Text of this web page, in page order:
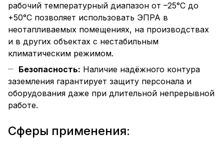
рабочий температурный диапазон от –25°C до
+50°C позволяет использовать ЭПРА в
неотапливаемых помещениях, на производствах
и в других объектах с нестабильным
климатическим режимом.
Безопасность: Наличие надёжного контура
заземления гарантирует защиту персонала и
оборудования даже при длительной непрерывной
работе.
Сферы применения: